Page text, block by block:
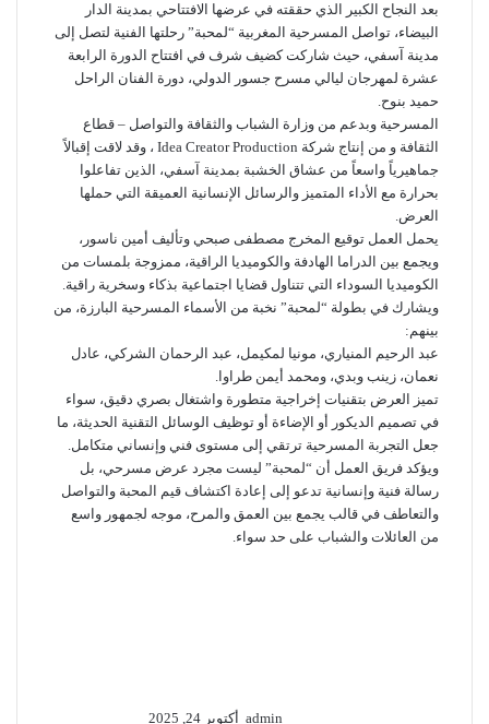
بعد النجاح الكبير الذي حققته في عرضها الافتتاحي بمدينة الدار
البيضاء، تواصل المسرحية المغربية “لمحبة” رحلتها الفنية لتصل إلى
مدينة آسفي، حيث شاركت كضيف شرف في افتتاح الدورة الرابعة
عشرة لمهرجان ليالي مسرح جسور الدولي، دورة الفنان الراحل
حميد بنوح.
المسرحية وبدعم من وزارة الشباب والثقافة والتواصل – قطاع
الثقافة و من إنتاج شركة Idea Creator Production ، وقد لاقت إقبالاً
جماهيرياً واسعاً من عشاق الخشبة بمدينة آسفي، الذين تفاعلوا
بحرارة مع الأداء المتميز والرسائل الإنسانية العميقة التي حملها
العرض.
يحمل العمل توقيع المخرج مصطفى صبحي وتأليف أمين ناسور،
ويجمع بين الدراما الهادفة والكوميديا الراقية، ممزوجة بلمسات من
الكوميديا السوداء التي تتناول قضايا اجتماعية بذكاء وسخرية راقية.
ويشارك في بطولة “لمحبة” نخبة من الأسماء المسرحية البارزة، من
بينهم:
عبد الرحيم المنياري، مونيا لمكيمل، عبد الرحمان الشركي، عادل
نعمان، زينب وبدي، ومحمد أيمن طراوا.
تميز العرض بتقنيات إخراجية متطورة واشتغال بصري دقيق، سواء
في تصميم الديكور أو الإضاءة أو توظيف الوسائل التقنية الحديثة، ما
جعل التجربة المسرحية ترتقي إلى مستوى فني وإنساني متكامل.
ويؤكد فريق العمل أن “لمحبة” ليست مجرد عرض مسرحي، بل
رسالة فنية وإنسانية تدعو إلى إعادة اكتشاف قيم المحبة والتواصل
والتعاطف في قالب يجمع بين العمق والمرح، موجه لجمهور واسع
من العائلات والشباب على حد سواء.
admin أكتوبر 24, 2025